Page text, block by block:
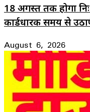
18 अगस्त तक होगा
कार्डधारक समय से
August 6, 2026